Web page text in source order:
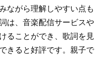
ながら理解しやすい点も
は、音楽配信サービスや
ることができ、歌詞を見
きると好評です。親子で